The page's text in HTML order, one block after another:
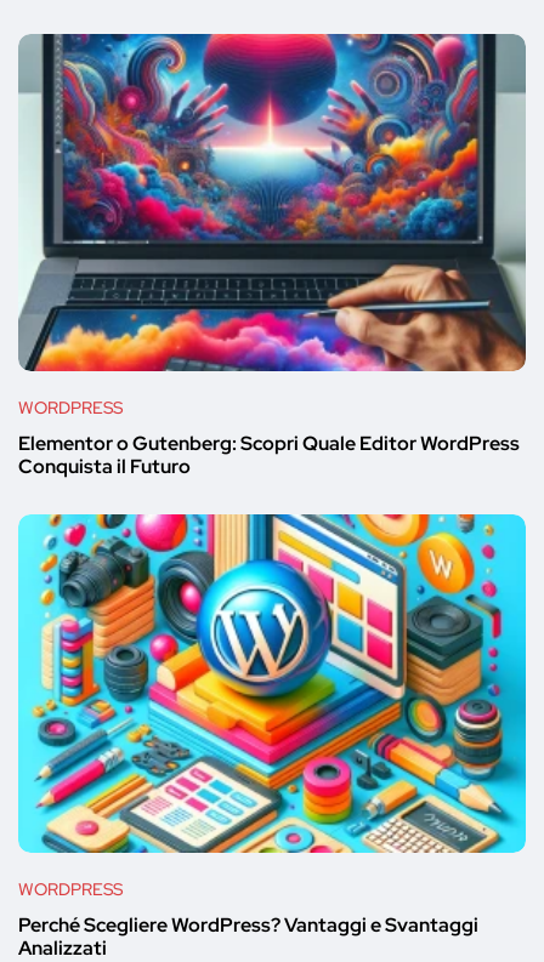
WORDPRESS
Elementor o Gutenberg: Scopri Quale Editor WordPress
Conquista il Futuro
WORDPRESS
Perché Scegliere WordPress? Vantaggi e Svantaggi
Analizzati